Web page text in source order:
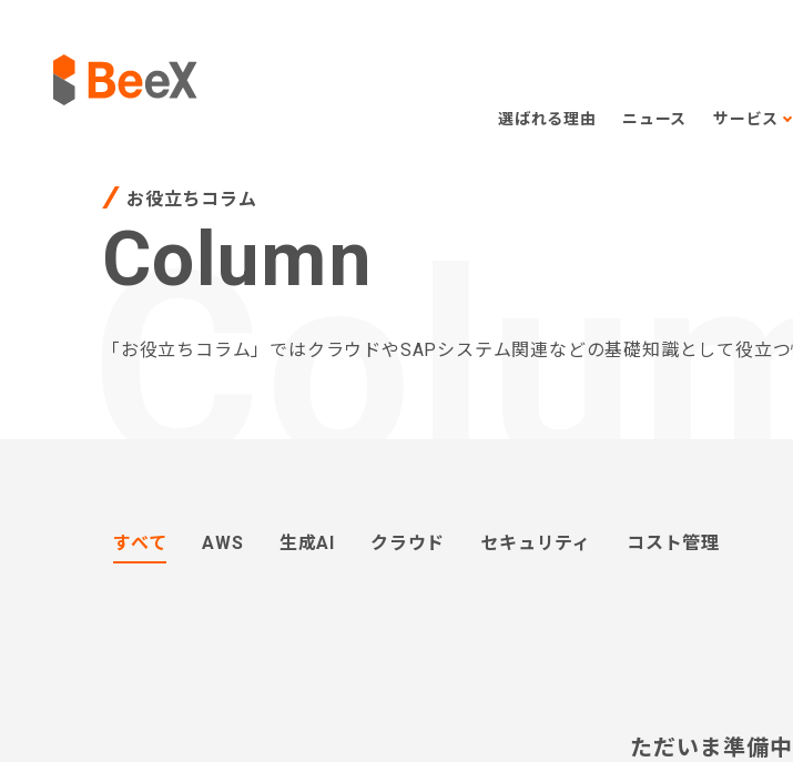
選ばれる理由 ニュース サービス
お役立ちコラム
Column
「お役立ちコラム」ではクラウドやSAPシステム関連などの基礎知識として役立つ
すべて AWS 生成AI クラウド セキュリティ コスト管理
ただいま準備中